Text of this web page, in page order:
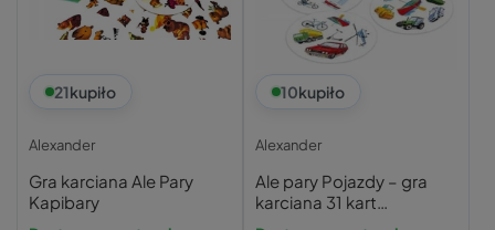
21kupiło
Alexander
Gra karciana Ale Pary
Kapibary
10kupiło
Alexander
Ale pary Pojazdy – gra
karciana 31 kart
Alexander